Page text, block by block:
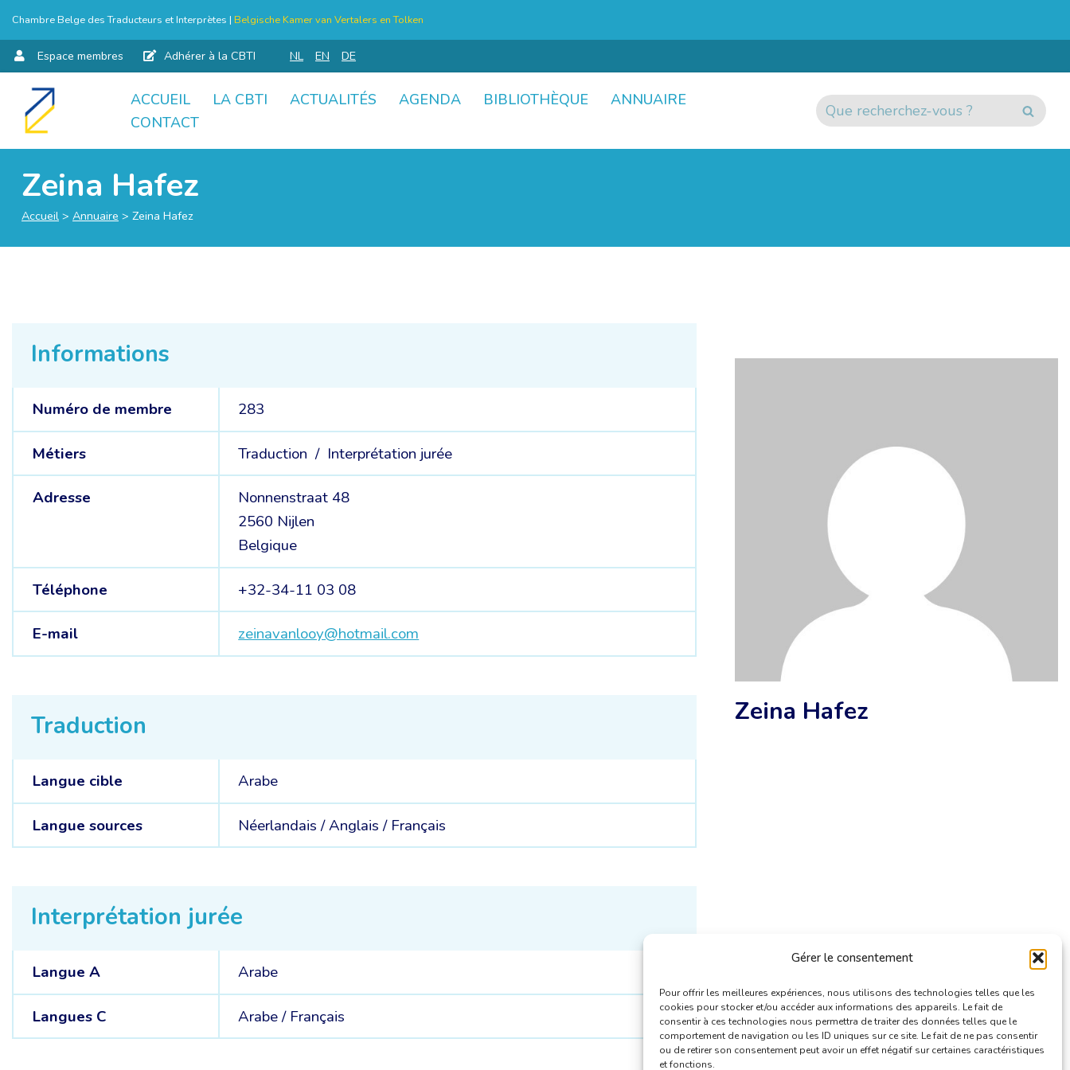
Gérer le consentement
Pour offrir les meilleures expériences, nous utilisons des technologies telles que les
cookies pour stocker et/ou accéder aux informations des appareils. Le fait de
consentir à ces technologies nous permettra de traiter des données telles que le
comportement de navigation ou les ID uniques sur ce site. Le fait de ne pas consentir
ou de retirer son consentement peut avoir un effet négatif sur certaines caractéristiques
et fonctions.
Chambre Belge des Traducteurs et Interprètes | Belgische Kamer van Vertalers en Tolken
Espace membres Adhérer à la CBTI NL EN DE
Aller
ACCUEIL LA CBTI ACTUALITÉS AGENDA BIBLIOTHÈQUE
ANNUAIRE
CONTACT
Zeina Hafez
Accueil > Annuaire > Zeina Hafez
Informations
Numéro de membre 283
Métiers Traduction / Interprétation jurée
Adresse
Nonnenstraat 48
2560 Nijlen
Belgique
Téléphone +32-34-11 03 08
E-mail zeinavanlooy@hotmail.com
Traduction
Langue cible Arabe
Langue sources Néerlandais /Anglais / Français
Interprétation jurée
Langue A Arabe
Langues C Arabe / Français
Zeina Hafez